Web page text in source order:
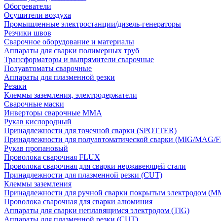
Обогреватели
Осушители воздуха
Промышленные электростанции/дизель-генераторы
Резчики швов
Сварочное оборудование и материалы
Аппараты для сварки полимерных труб
Трансформаторы и выпрямители сварочные
Полуавтоматы сварочные
Аппараты для плазменной резки
Резаки
Клеммы заземления, электродержатели
Сварочные маски
Инверторы сварочные ММА
Рукав кислородный
Принадлежности для точечной сварки (SPOTTER)
Принадлежности для полуавтоматической сварки (MIG/MAG/
Рукав пропановый
Проволока сварочная FLUX
Проволока сварочная для сварки нержавеющей стали
Принадлежности для плазменной резки (CUT)
Клеммы заземления
Принадлежности для ручной сварки покрытым электродом
Проволока сварочная для сварки алюминия
Аппараты для сварки неплавящимся электродом (TIG)
Аппараты для плазменной резки (CUT)